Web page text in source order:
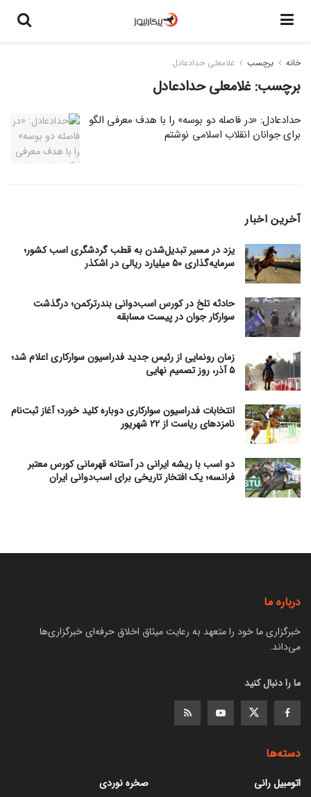
خانه برچسب غلامعلی حدادعادل
برچسب:غلامعلی حدادعادل
حدادعادل: «در فاصله دو بوسه» را با هدف معرفی الگو
برای جوانان انقلاب اسلامی نوشتم
آخرین اخبار
یزد در مسیر تبدیل‌شدن به قطب گردشگری اسب کشور؛
سرمایه‌گذاری ۵۰ میلیارد ریالی در اشکذر
حادثه تلخ در کورس اسب‌دوانی بندرترکمن؛ درگذشت
سوارکار جوان در پیست مسابقه
زمان رونمایی از رئیس جدید فدراسیون سوارکاری اعلام شد؛
۵ آذر، روز تصمیم نهایی
انتخابات فدراسیون سوارکاری دوباره کلید خورد؛ آغاز ثبت‌نام
نامزدهای ریاست از ۲۲ شهریور
دو اسب با ریشه ایرانی در آستانه قهرمانی کورس معتبر
فرانسه؛ یک افتخار تاریخی برای اسب‌دوانی ایران
درباره ما
خبرگزاری ما خود را متعهد به رعایت میثاق اخلاق حرفه‌ای خبرگزاری‌ها
می‌داند.
ما را دنبال کنید
دسته‌ها
اتومبیل رانی
صخره نوردی